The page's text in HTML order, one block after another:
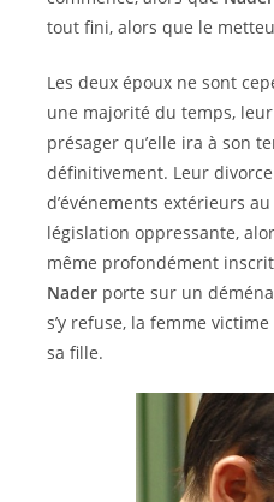
tout fini, alors que le
Les deux époux ne sont
une majorité du temps,
présager qu’elle ira à son
définitivement. Leur
d’événements extérieurs
législation oppressante,
même profondément
Nader porte sur un
s’y refuse, la femme
sa fille.